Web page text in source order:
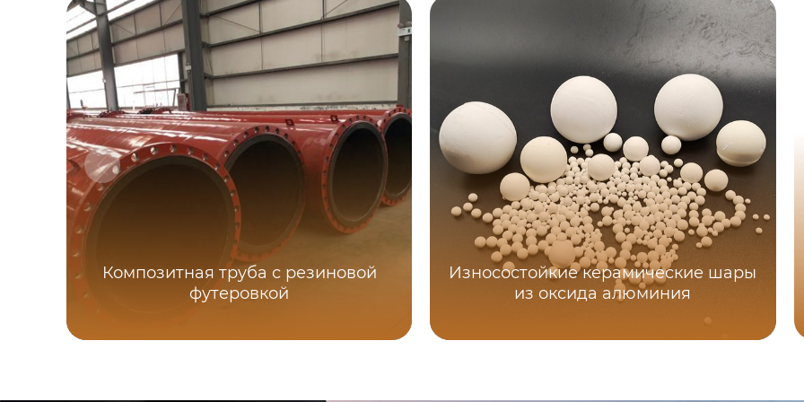
Композитная труба с резиновой
футеровкой
Износостойкие керамические шары
из оксида алюминия